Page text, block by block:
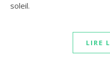
soleil.
LIRE